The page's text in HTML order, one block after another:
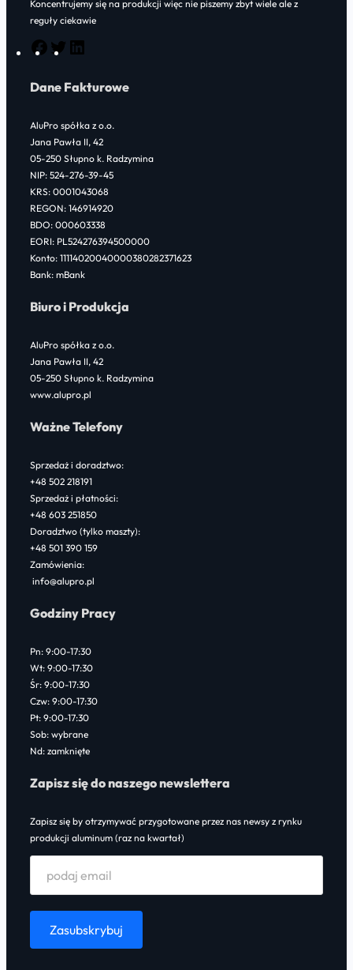
Koncentrujemy się na produkcji więc nie piszemy zbyt wiele ale z
reguły ciekawie
F
c
b
o
o
k
T
i
e
r
n
e
d
I
n
Dane Fakturowe
AluPro spółka z o.o.
Jana Pawła II, 42
05-250 Słupno k. Radzymina
NIP: 524-276-39-45
KRS: 0001043068
REGON: 146914920
BDO: 000603338
EORI: PL524276394500000
Konto: 11114020040000380282371623
Bank: mBank
Biuro i Produkcja
AluPro spółka z o.o.
Jana Pawła II, 42
05-250 Słupno k. Radzymina
www.alupro.pl
Ważne Telefony
Sprzedaż i doradztwo:
+48 502 218191
Sprzedaż i płatności:
+48 603 251850
Doradztwo (tylko maszty):
+48 501 390 159
Zamówienia:
info@alupro.pl
Godziny Pracy
Pn: 9:00-17:30
Wt: 9:00-17:30
Śr: 9:00-17:30
Czw: 9:00-17:30
Pt: 9:00-17:30
Sob: wybrane
Nd: zamknięte
Zapisz się do naszego newslettera
Zapisz się by otrzymywać przygotowane przez nas newsy z rynku
produkcji aluminum (raz na kwartał)